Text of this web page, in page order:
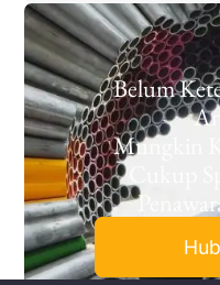
Belum
Mungkin
Cukup